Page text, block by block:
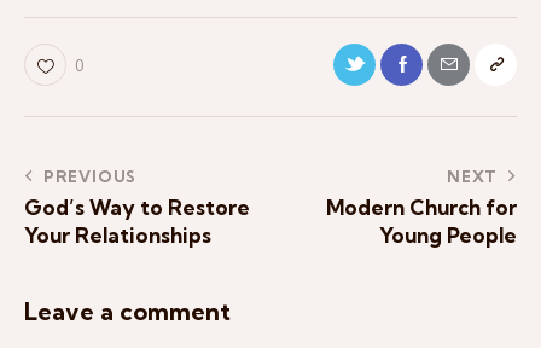
0
PREVIOUS
God’s Way to Restore
Your Relationships
NEXT
Modern Church for
Young People
Leave a comment